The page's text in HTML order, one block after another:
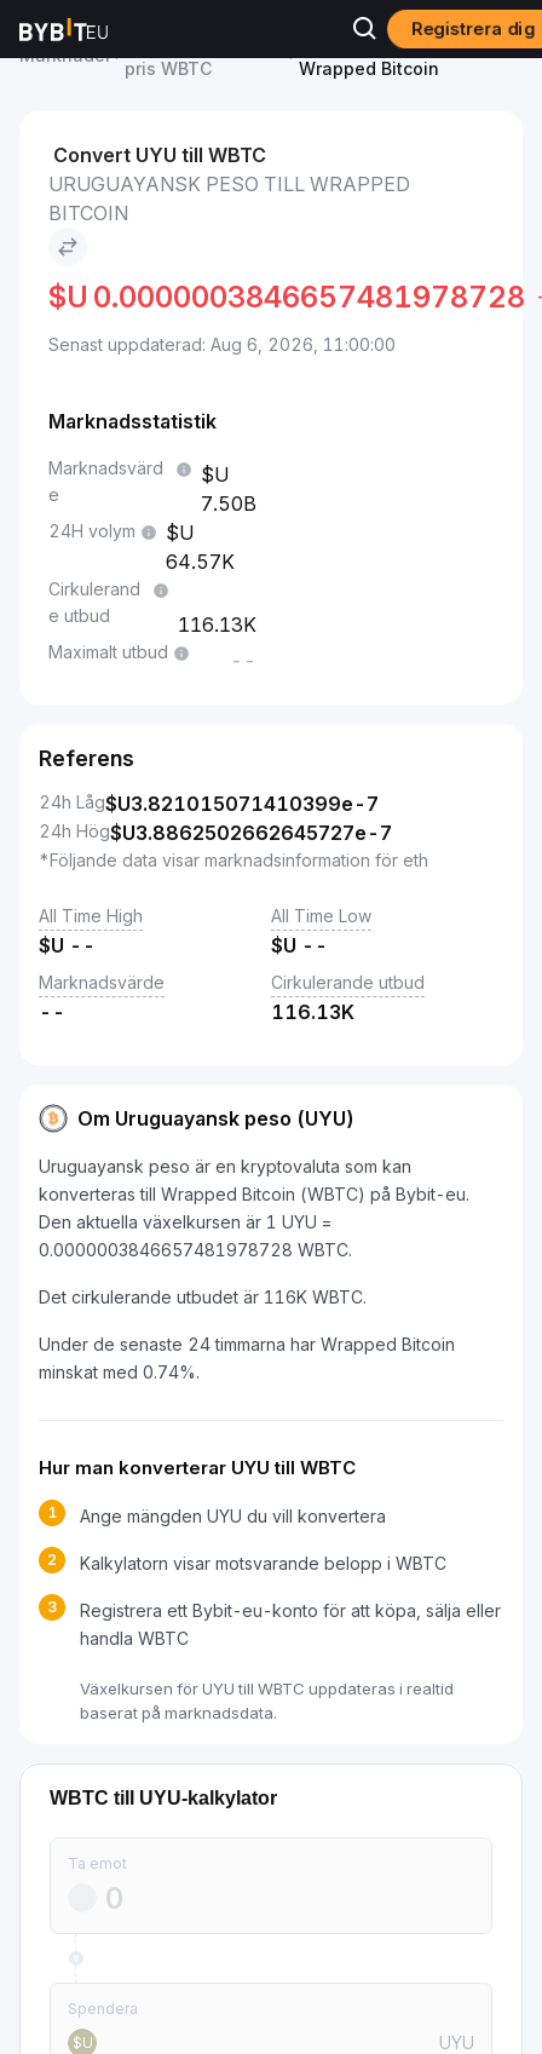
Registrera dig
Marknader
pris WBTC
Uruguayansk peso to
Wrapped Bitcoin
Convert UYU till WBTC
URUGUAYANSK PESO TILL WRAPPED
BITCOIN
$U 0.0000003846657481978728
Senast uppdaterad: Aug 6, 2026, 11:00:00
Marknadsstatistik
Marknadsvärd
e
7.50B
24H volym
64.57K
Cirkulerand
e utbud
116.13K
Maximalt utbud --
Referens
24h Låg$U3.821015071410399e-7
24h Hög$U3.8862502662645727e-7
*Följande data visar marknadsinformation för eth
All Time High
$U --
All Time Low
$U --
Marknadsvärde
--
Cirkulerande utbud
116.13K
Om Uruguayansk peso (UYU)
Uruguayansk peso är en kryptovaluta som kan
konverteras till Wrapped Bitcoin (WBTC) på Bybit-eu.
Den aktuella växelkursen är 1 UYU =
0.0000003846657481978728 WBTC.
Det cirkulerande utbudet är 116K WBTC.
Under de senaste 24 timmarna har Wrapped Bitcoin
minskat med 0.74%.
Hur man konverterar UYU till WBTC
1 Ange mängden UYU du vill konvertera
2 Kalkylatorn visar motsvarande belopp i WBTC
3
Registrera ett Bybit-eu-konto för att köpa, sälja eller
handla WBTC
Växelkursen för UYU till WBTC uppdateras i realtid
baserat på marknadsdata.
WBTC till UYU-kalkylator
Ta emot
Spendera
$U
UYU